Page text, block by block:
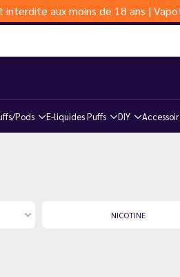
aux moins de 18 ans |
Pods E-liquides Puffs DIY
NICOTINE